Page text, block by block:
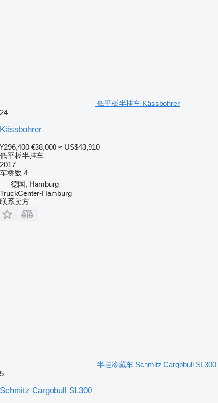
低平板半挂车 Kässbohrer
24
Kässbohrer
¥296,400 €38,000 ≈ US$43,910
低平板半挂车
2017
车桥数 4
德国, Hamburg
TruckCenter-Hamburg
联系卖方
半挂冷藏车 Schmitz Cargobull SL300
5
Schmitz Cargobull SL300